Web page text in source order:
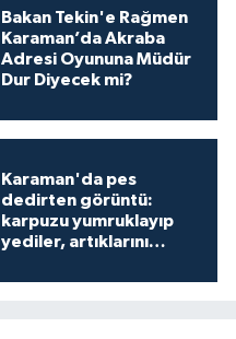
Bakan Tekin'e Rağmen
Karaman’da Akraba
Adresi Oyununa Müdür
Dur Diyecek mi?
Karaman'da pes
dedirten görüntü:
karpuzu yumruklayıp
yediler, artıklarını